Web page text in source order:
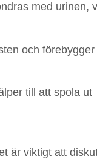
med urinen,
och förebygger
till att spola ut
är viktigt att